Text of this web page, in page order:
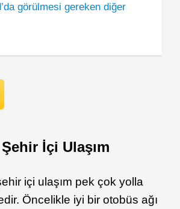
görülmesi gereken diğer
İçi Ulaşım
içi ulaşım pek çok yolla
Öncelikle iyi bir otobüs ağı